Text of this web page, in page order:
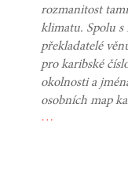
rozmanitost
klimatu. Spolu s
překladatelé
pro karibské
okolnosti a
osobních map
…